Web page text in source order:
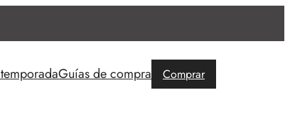
Guías de compra Comprar